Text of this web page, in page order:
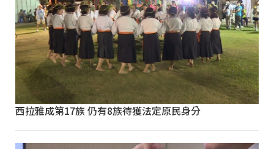
西拉雅成第17族 仍有8族待獲法定原民身分